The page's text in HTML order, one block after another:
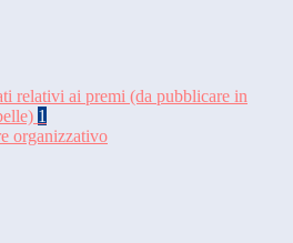
relativi ai premi (da pubblicare in
1
organizzativo